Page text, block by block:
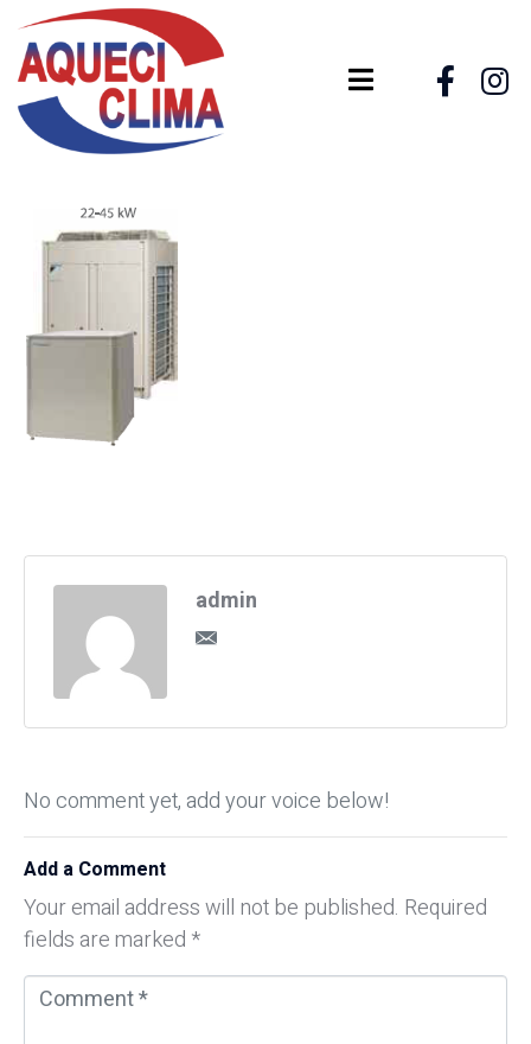
admin
No comment yet, add your voice below!
Add a Comment
Your email address will not be published. Required
fields are marked *